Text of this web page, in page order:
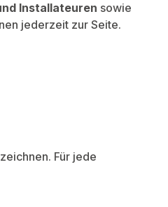
Installateuren sowie
jederzeit zur Seite.
Für jede